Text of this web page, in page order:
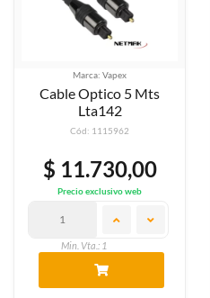
Marca: Vapex
Cable Optico 5 Mts
Lta142
Cód: 1115962
$ 11.730,00
Precio exclusivo web
Min. Vta.: 1